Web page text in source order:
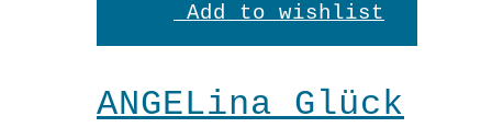
Add to wishlist
ANGELina Glück